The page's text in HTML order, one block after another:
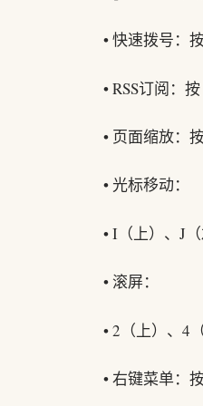
• 快速拨号：
• RSS订阅：
• 页面缩放：
• 光标移动：
• I（上）、J
• 滚屏：
• 2（上）、4
• 右键菜单：